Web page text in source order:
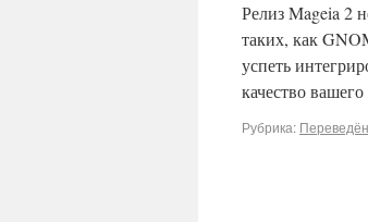
Релиз Mageia 2
таких, как
успеть
качество
Рубрика: